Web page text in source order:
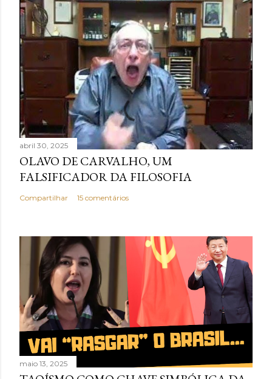
i
o
abril 30, 2025
OLAVO DE CARVALHO, UM
FALSIFICADOR DA FILOSOFIA
Compartilhar 15 comentários
maio 13, 2025